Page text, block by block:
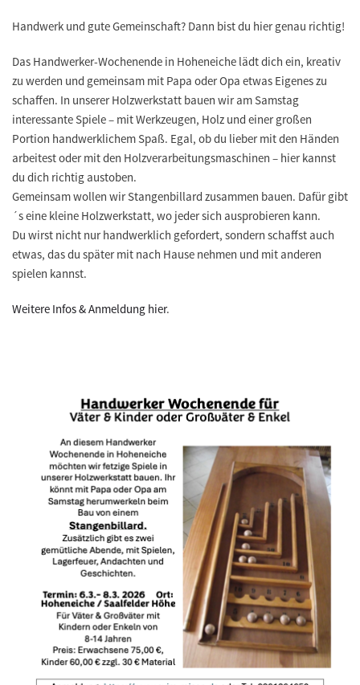
Handwerk und gute Gemeinschaft? Dann bist du hier genau richtig!
Das Handwerker-Wochenende in Hoheneiche lädt dich ein, kreativ
zu werden und gemeinsam mit Papa oder Opa etwas Eigenes zu
schaffen. In unserer Holzwerkstatt bauen wir am Samstag
interessante Spiele – mit Werkzeugen, Holz und einer großen
Portion handwerklichem Spaß. Egal, ob du lieber mit den Händen
arbeitest oder mit den Holzverarbeitungsmaschinen – hier kannst
du dich richtig austoben.
Gemeinsam wollen wir Stangenbillard zusammen bauen. Dafür gibt
´s eine kleine Holzwerkstatt, wo jeder sich ausprobieren kann.
Du wirst nicht nur handwerklich gefordert, sondern schaffst auch
etwas, das du später mit nach Hause nehmen und mit anderen
spielen kannst.
Weitere Infos & Anmeldung hier.